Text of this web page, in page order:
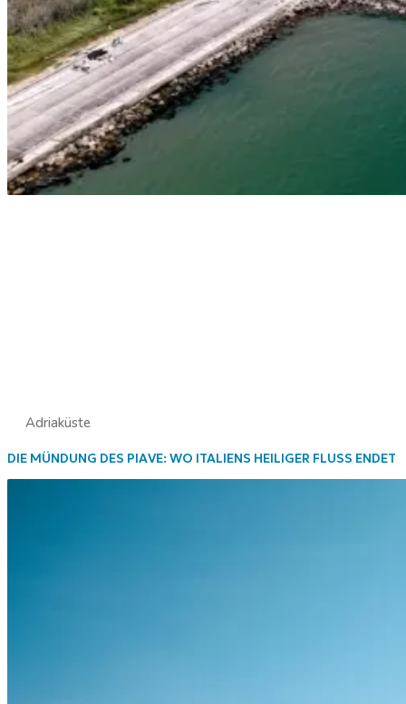
Adriaküste
DIE MÜNDUNG DES PIAVE: WO ITALIENS HEILIGER FLUSS ENDET